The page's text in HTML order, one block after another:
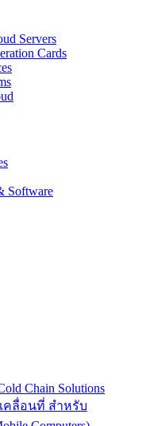
Servers
Cards
Software
Chain Solutions
คลื่อนที่ สำหรับ